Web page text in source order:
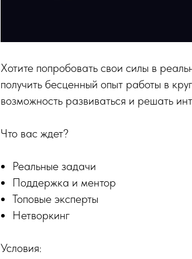
Хотите попробовать свои силы в
получить бесценный опыт работы в
возможность развиваться и решать
Что вас ждет?
Реальные задачи
Поддержка и ментор
Топовые эксперты
Нетворкинг
Условия: